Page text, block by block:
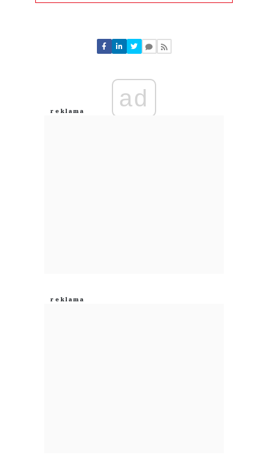
Nie znaleziono komentarzy
Zostaw swoje komentarze
Anuluj
ad